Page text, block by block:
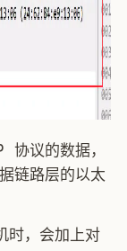
议的数据，
链路层的以太
，会加上对